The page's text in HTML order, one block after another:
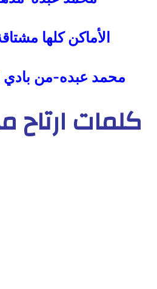
الأماكن كلها
محمد عبده-من بادي
كلمات ارتاح